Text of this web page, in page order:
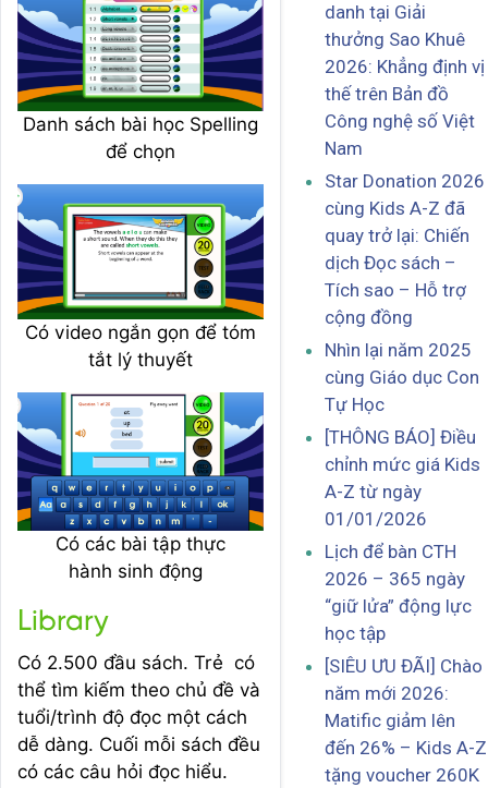
Danh sách bài học Spelling
để chọn
Có video ngắn gọn để tóm
tắt lý thuyết
Có các bài tập thực
hành sinh động
Library
Có 2.500 đầu sách. Trẻ có
thể tìm kiếm theo chủ đề và
tuổi/trình độ đọc một cách
dễ dàng. Cuối mỗi sách đều
có các câu hỏi đọc hiểu.
danh tại Giải
thưởng Sao Khuê
2026: Khẳng định vị
thế trên Bản đồ
Công nghệ số Việt
Nam
Star Donation 2026
cùng Kids A-Z đã
quay trở lại: Chiến
dịch Đọc sách –
Tích sao – Hỗ trợ
cộng đồng
Nhìn lại năm 2025
cùng Giáo dục Con
Tự Học
[THÔNG BÁO] Điều
chỉnh mức giá Kids
A-Z từ ngày
01/01/2026
Lịch để bàn CTH
2026 – 365 ngày
“giữ lửa” động lực
học tập
[SIÊU ƯU ĐÃI] Chào
năm mới 2026:
Matific giảm lên
đến 26% – Kids A-Z
tặng voucher 260K